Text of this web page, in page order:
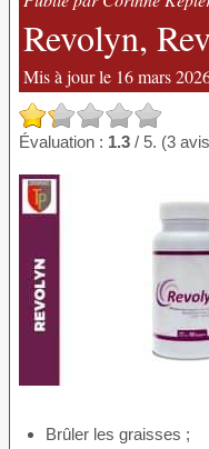
Revolyn,
Mis à jour le 16 mars
Évaluation : 1.3 / 5. (3
Brûler les graisses ;